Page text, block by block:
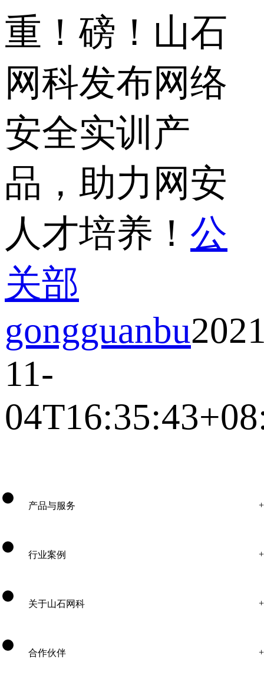
重！磅！山石
网科发布网络
安全实训产
品，助力网安
人才培养！ 公
关部
gongguanbu
11-
产品与服务
行业案例
关于山石网科
合作伙伴